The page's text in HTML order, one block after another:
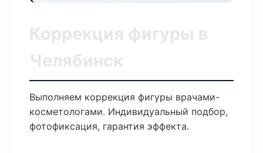
Коррекция фигуры в
Челябинск
Выполняем коррекция фигуры врачами-
косметологами. Индивидуальный подбор,
фотофиксация, гарантия эффекта.